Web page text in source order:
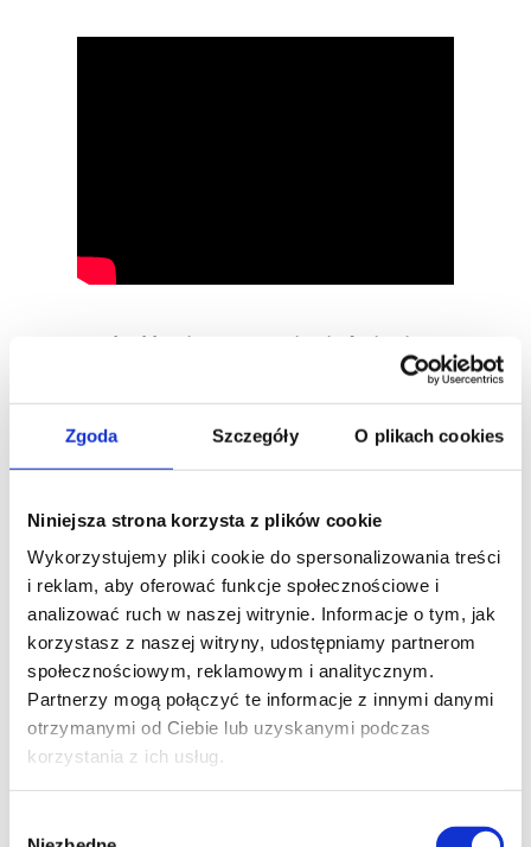
Zgoda Szczegóły O plikach cookies
Niniejsza strona korzysta z plików cookie
Wykorzystujemy pliki cookie do spersonalizowania treści
i reklam, aby oferować funkcje społecznościowe i
analizować ruch w naszej witrynie. Informacje o tym, jak
korzystasz z naszej witryny, udostępniamy partnerom
społecznościowym, reklamowym i analitycznym.
Partnerzy mogą połączyć te informacje z innymi danymi
otrzymanymi od Ciebie lub uzyskanymi podczas
korzystania z ich usług.
Klawiatura dynamiczna
Klawiatura dynamiczna to taka, która
reaguje na siłę naszego nacisku lub
uderzenia w klawisz. Jeśli naciśniemy
lekko - dźwięk powinien być bardzo
powinno wyzwolić zdecydowanie
Jaką klawiaturę musi mieć pianino
I to jestnajważniejsze pytanie, jakie
powinno padać przy wyborze pianina.
Moim zdaniem są trzy podstawowe
powinna mieć, czyli...